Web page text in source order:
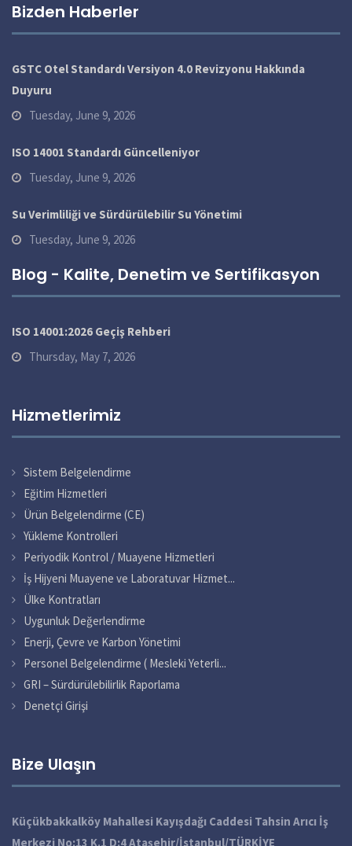
Bizden Haberler
GSTC Otel Standardı Versiyon 4.0 Revizyonu Hakkında
Duyuru
Tuesday, June 9, 2026
ISO 14001 Standardı Güncelleniyor
Tuesday, June 9, 2026
Su Verimliliği ve Sürdürülebilir Su Yönetimi
Tuesday, June 9, 2026
Blog - Kalite, Denetim ve Sertifikasyon
ISO 14001:2026 Geçiş Rehberi
Thursday, May 7, 2026
Hizmetlerimiz
Sistem Belgelendirme
Eğitim Hizmetleri
Ürün Belgelendirme (CE)
Yükleme Kontrolleri
Periyodik Kontrol / Muayene Hizmetleri
İş Hijyeni Muayene ve Laboratuvar Hizmet...
Ülke Kontratları
Uygunluk Değerlendirme
Enerji, Çevre ve Karbon Yönetimi
Personel Belgelendirme ( Mesleki Yeterli...
GRI – Sürdürülebilirlik Raporlama
Denetçi Girişi
Bize Ulaşın
Küçükbakkalköy Mahallesi Kayışdağı Caddesi Tahsin Arıcı İş
Merkezi No:13 K.1 D:4 Ataşehir/İstanbul/TÜRKİYE